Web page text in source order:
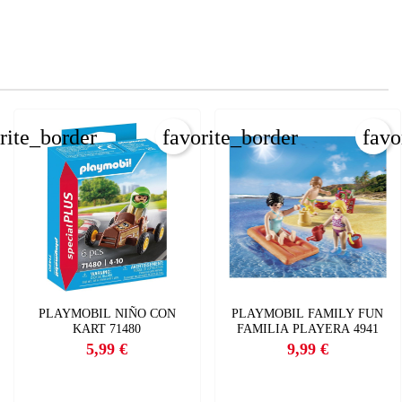
PLAYMOBIL NIÑO CON
KART 71480
Precio
5,99 €
favorite_border
PLAYMOBIL FAMILY FUN
FAMILIA PLAYERA 4941
Precio
9,99 €
×